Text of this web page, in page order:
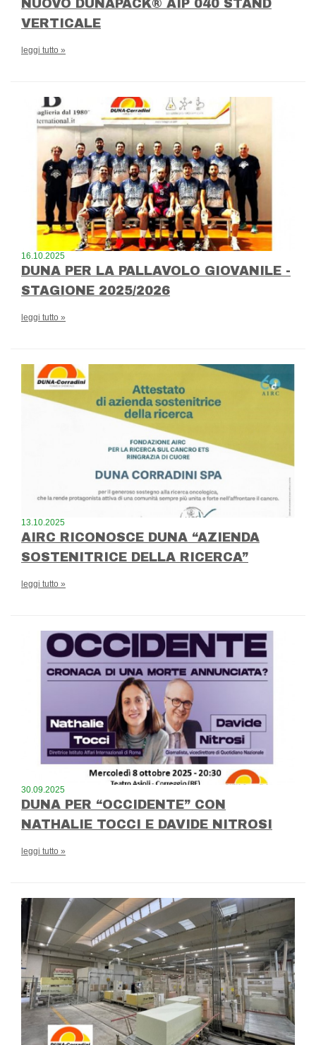
NUOVO DUNAPACK® AIP 040 STAND
VERTICALE
leggi tutto »
16.10.2025
DUNA PER LA PALLAVOLO GIOVANILE -
STAGIONE 2025/2026
leggi tutto »
13.10.2025
AIRC RICONOSCE DUNA “AZIENDA
SOSTENITRICE DELLA RICERCA”
leggi tutto »
30.09.2025
DUNA PER “OCCIDENTE” CON
NATHALIE TOCCI E DAVIDE NITROSI
leggi tutto »